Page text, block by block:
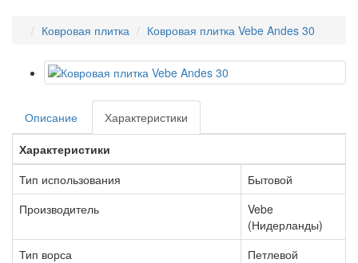
Ковровая плитка Ковровая плитка Vebe Andes 30
Описание
Характеристики
Характеристики
Тип использования
Бытовой
Производитель
Vebe
(Нидерланды)
Тип ворса
Петлевой